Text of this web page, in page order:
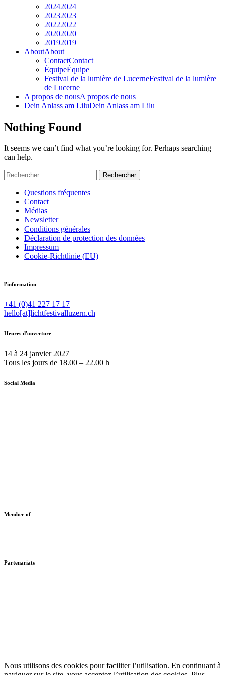
20242024
20232023
20222022
20202020
20192019
AboutAbout
ContactContact
ÉquipeÉquipe
Festival de la lumière de LucerneFestival de la lumière
de Lucerne
A propos de nousA propos de nous
Dein Anlass am LiluDein Anlass am Lilu
Nothing Found
It seems we can’t find what you’re looking for. Perhaps searching
can help.
Rechercher :
Questions fréquentes
Contact
Médias
Newsletter
Conditions générales
Déclaration de protection des données
Impressum
Cookie-Richtlinie (EU)
l'information
+41 (0)41 227 17 17
hello[at]lichtfestivalluzern.ch
Heures d'ouverture
14 à 24 janvier 2027
Tous les jours de 18.00 – 22.00 h
Social Media
Member of
Partenariats
Nous utilisons des cookies pour faciliter l’utilisation. En continuant à